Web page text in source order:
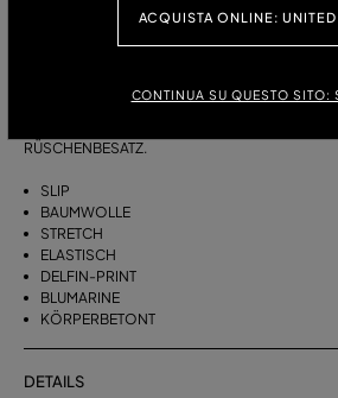
ACQUISTA ONLINE: UNITED
CONTINUA SU QUESTO SITO:
RÜSCHENBESATZ.
SLIP
BAUMWOLLE
STRETCH
ELASTISCH
DELFIN-PRINT
BLUMARINE
KÖRPERBETONT
DETAILS